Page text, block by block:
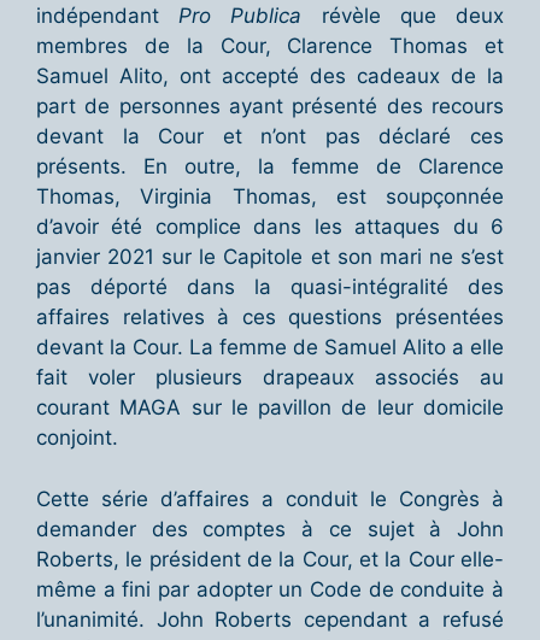
indépendantPro Publica révèle que deux
membres de la Cour, Clarence Thomas et
Samuel Alito, ont accepté des cadeaux de la
part de personnes ayant présenté des recours
devant la Cour et n’ont pas déclaré ces
présents. En outre, la femme de Clarence
Thomas, Virginia Thomas, est soupçonnée
d’avoir été complice dans les attaques du 6
janvier 2021 sur le Capitole et son mari ne s’est
pas déporté dans la quasi-intégralité des
affaires relatives à ces questions présentées
devant la Cour. La femme de Samuel Alito a elle
fait voler plusieurs drapeaux associés au
courant MAGA sur le pavillon de leur domicile
conjoint.
Cette série d’affaires a conduit le Congrès à
demander des comptes à ce sujet à John
Roberts, le président de la Cour, et la Cour elle-
même a fini par adopter un Code de conduite à
l’unanimité. John Roberts cependant a refusé